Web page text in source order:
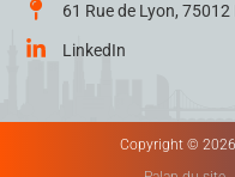
61 Rue de Lyon, 75012
LinkedIn
Copyright © 2026